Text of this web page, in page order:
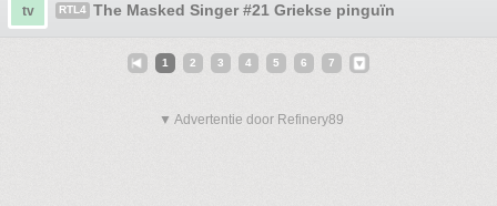
tv RTL4 The Masked Singer #21 Griekse pinguïn
1 2 3 4 5 6 7
▼ Advertentie door Refinery89